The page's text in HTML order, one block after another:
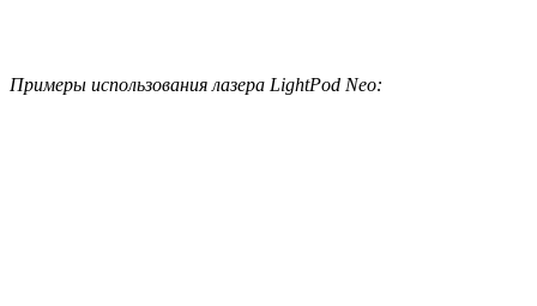
Примеры использования лазера LightPod Neo: